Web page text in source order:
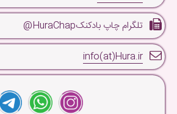
تلگرام چاپ بادکنکHuraChap@
info(at)Hura.ir